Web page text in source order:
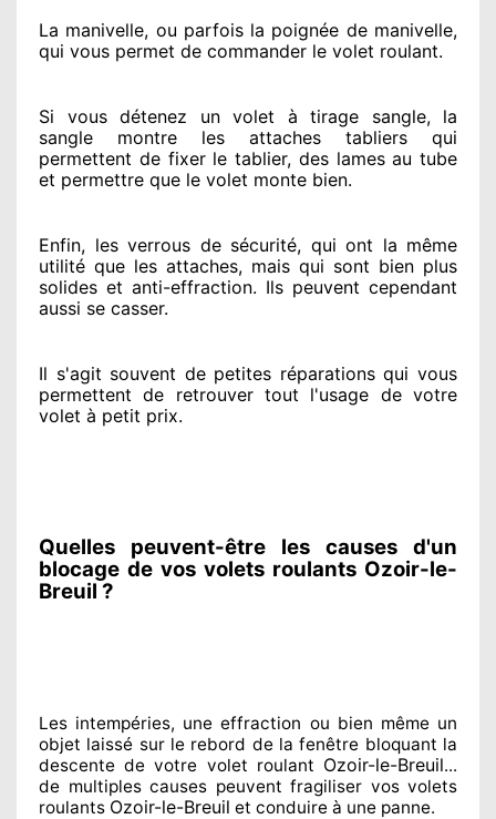
La manivelle, ou parfois la poignée de manivelle,
qui vous permet de commander le volet roulant.
Si vous détenez un volet à tirage sangle, la
sangle montre les attaches tabliers qui
permettent de fixer le tablier, des lames au tube
et permettre que le volet monte bien.
Enfin, les verrous de sécurité, qui ont la même
utilité que les attaches, mais qui sont bien plus
solides et anti-effraction. Ils peuvent cependant
aussi se casser.
Il s'agit souvent de petites réparations qui vous
permettent de retrouver tout l'usage de votre
volet à petit prix.
Quelles peuvent-être les causes d'un
blocage de vos volets roulants Ozoir-le-
Breuil ?
Les intempéries, une effraction ou bien même un
objet laissé sur le rebord de la fenêtre bloquant la
descente de votre volet roulant Ozoir-le-Breuil...
de multiplescauses peuvent fragiliser vos volets
roulants Ozoir-le-Breuil et conduire à une panne.